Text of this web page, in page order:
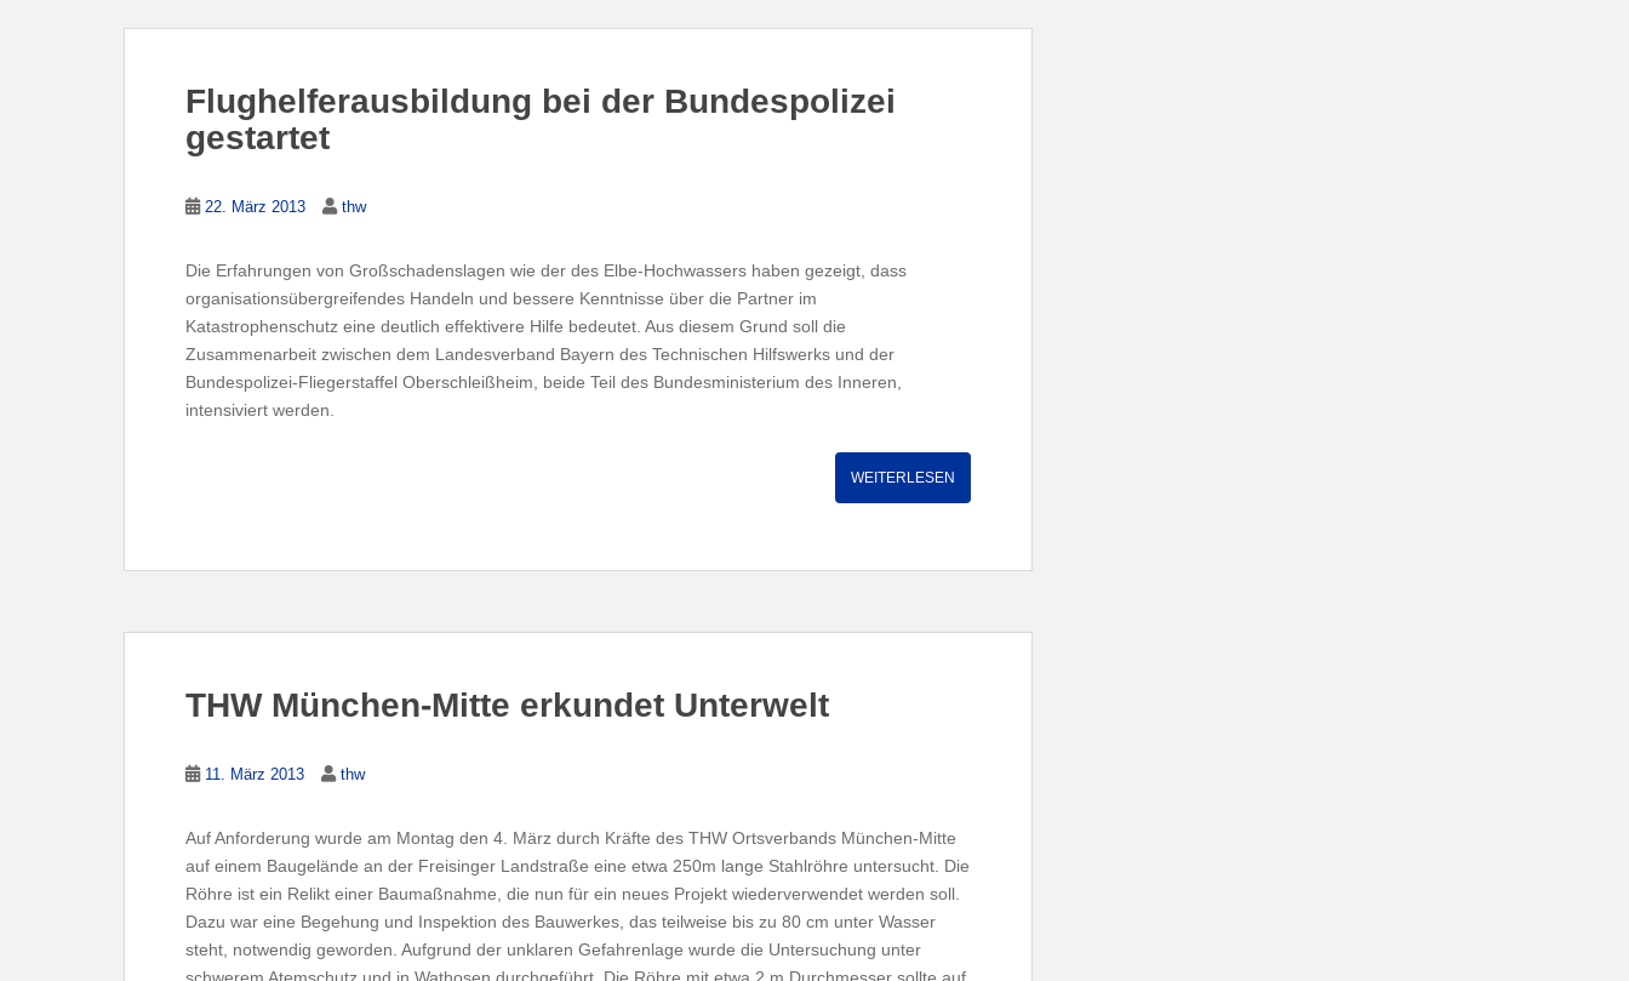
Flughelferausbildung bei der Bundespolizei
gestartet
22. März 2013 thw
Die Erfahrungen von Großschadenslagen wie der des Elbe-Hochwassers haben gezeigt, dass
organisationsübergreifendes Handeln und bessere Kenntnisse über die Partner im
Katastrophenschutz eine deutlich effektivere Hilfe bedeutet. Aus diesem Grund soll die
Zusammenarbeit zwischen dem Landesverband Bayern des Technischen Hilfswerks und der
Bundespolizei-Fliegerstaffel Oberschleißheim, beide Teil des Bundesministerium des Inneren,
intensiviert werden.
WEITERLESEN
THW München-Mitte erkundet Unterwelt
11. März 2013 thw
Auf Anforderung wurde am Montag den 4. März durch Kräfte des THW Ortsverbands München-Mitte
auf einem Baugelände an der Freisinger Landstraße eine etwa 250m lange Stahlröhre untersucht. Die
Röhre ist ein Relikt einer Baumaßnahme, die nun für ein neues Projekt wiederverwendet werden soll.
Dazu war eine Begehung und Inspektion des Bauwerkes, das teilweise bis zu 80 cm unter Wasser
steht, notwendig geworden. Aufgrund der unklaren Gefahrenlage wurde die Untersuchung unter